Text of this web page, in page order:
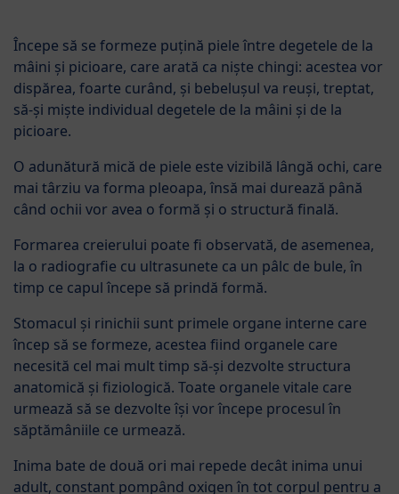
Începe să se formeze puțină piele între degetele de la
mâini și picioare, care arată ca niște chingi: acestea vor
dispărea, foarte curând, și bebelușul va reuși, treptat,
să-și miște individual degetele de la mâini și de la
picioare.
O adunătură mică de piele este vizibilă lângă ochi, care
mai târziu va forma pleoapa, însă mai durează până
când ochii vor avea o formă și o structură finală.
Formarea creierului poate fi observată, de asemenea,
la o radiografie cu ultrasunete ca un pâlc de bule, în
timp ce capul începe să prindă formă.
Stomacul și rinichii sunt primele organe interne care
încep să se formeze, acestea fiind organele care
necesită cel mai mult timp să-și dezvolte structura
anatomică și fiziologică. Toate organele vitale care
urmează să se dezvolte își vor începe procesul în
săptămâniile ce urmează.
Inima bate de două ori mai repede decât inima unui
adult, constant pompând oxigen în tot corpul pentru a